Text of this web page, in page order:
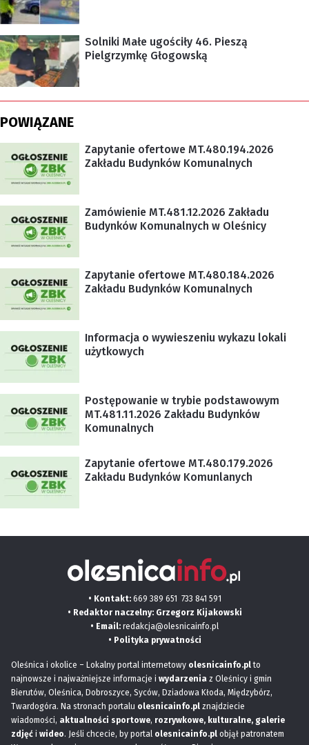
Solniki Małe ugościły 46. Pieszą
Pielgrzymkę Głogowską
POWIĄZANE
Zapytanie ofertowe MT.480.194.2026
Zakładu Budynków Komunalnych
Zamówienie MT.481.12.2026 Zakładu
Budynków Komunalnych w Oleśnicy
Zapytanie ofertowe MT.480.184.2026
Zakładu Budynków Komunalnych
Informacja o wywieszeniu wykazu lokali
użytkowych
Postępowanie w trybie podstawowym
MT.481.11.2026 Zakładu Budynków
Komunalnych
Zapytanie ofertowe MT.480.179.2026
Zakładu Budynków Komunlanych
• Kontakt: 669 389 651 733 841 591
• Redaktor naczelny: Grzegorz Kijakowski
• Email: redakcja@olesnicainfo.pl
• Polityka prywatności
Oleśnica i okolice – Lokalny portal internetowy olesnicainfo.plto
najnowsze i najważniejsze informacje i wydarzenia z Oleśnicy i gmin
Bierutów, Oleśnica, Dobroszyce, Syców, Dziadowa Kłoda, Międzybórz,
Twardogóra. Na stronach portalu olesnicainfo.pl znajdziecie
wiadomości, aktualności sportowe, rozrywkowe, kulturalne, galerie
zdjęć i wideo. Jeśli chcecie, by portal olesnicainfo.pl objął patronatem